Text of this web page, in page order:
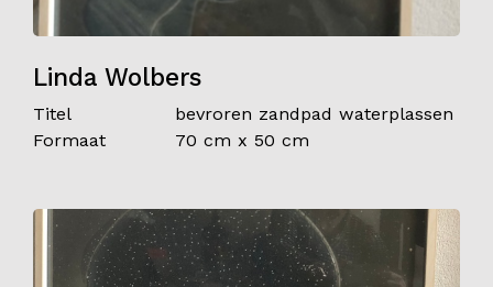
Linda Wolbers
Titel
bevroren zandpad waterplassen
Formaat
70 cm x 50 cm